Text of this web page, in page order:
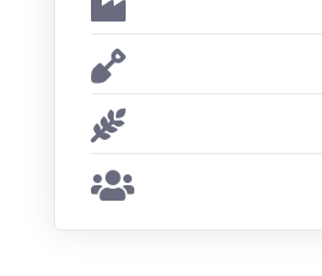
تلوزیون
اینترنتی
نامه اتاق
قزوین
رویدادها